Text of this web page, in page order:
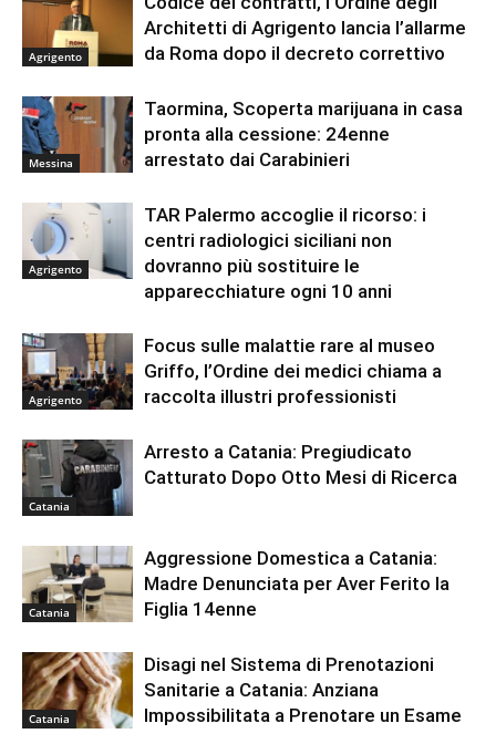
Agrigento
Architetti di Agrigento lancia l’allarme
da Roma dopo il decreto correttivo
Messina
Taormina, Scoperta marijuana in casa
pronta alla cessione: 24enne
arrestato dai Carabinieri
Agrigento
TAR Palermo accoglie il ricorso: i
centri radiologici siciliani non
dovranno più sostituire le
apparecchiature ogni 10 anni
Agrigento
Focus sulle malattie rare al museo
Griffo, l’Ordine dei medici chiama a
raccolta illustri professionisti
Catania
Arresto a Catania: Pregiudicato
Catturato Dopo Otto Mesi di Ricerca
Catania
Aggressione Domestica a Catania:
Madre Denunciata per Aver Ferito la
Figlia 14enne
Catania
Disagi nel Sistema di Prenotazioni
Sanitarie a Catania: Anziana
Impossibilitata a Prenotare un Esame